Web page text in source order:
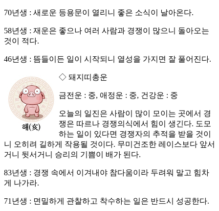
70년생 : 새로운 등용문이 열리니 좋은 소식이 날아온다.
58년생 : 재운은 좋으나 여러 사람과 경쟁이 많으니 돌아오는
것이 적다.
46년생 : 뜸들이든 일이 시작되니 열성을 가지면 잘 풀어진다.
◇ 돼지띠총운
금전운 : 중, 애정운 : 중, 건강운 : 중
오늘의 일진은 사람이 많이 모이는 곳에서 경
쟁은 따르나 경쟁의식에서 힘이 생긴다. 도모
하는 일이 있다면 경쟁자의 추적을 받을 것이
니 오히려 길하게 작용될 것이다. 무미건조한 레이스보다 앞서
거니 뒷서거니 승리의 기쁨이 배가 된다.
83년생 : 경쟁 속에서 이겨내야 참다움이라 두려워 말고 힘차
게 나가라.
71년생 : 면밀하게 관찰하고 착수하는 일은 반드시 성공한다.